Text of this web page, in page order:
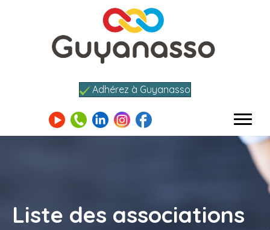
Adhérez à Guyanasso
Liste des associations